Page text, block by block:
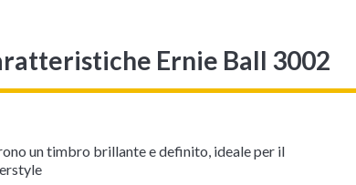
Ernie Ball 3002
un timbro brillante e definito, ideale per il